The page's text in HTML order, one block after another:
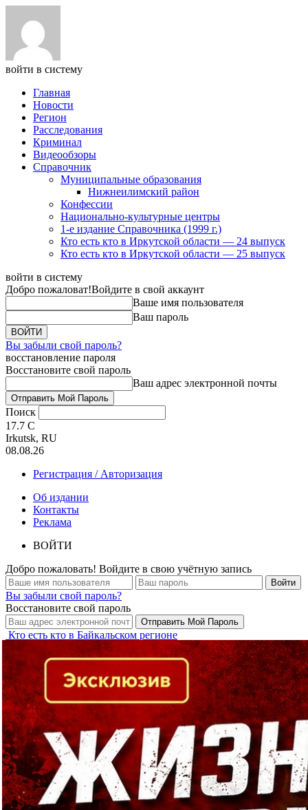
войти в систему
Главная
Новости
Регион
Расследования
Криминал
Видеообзоры
Справочник
Муниципальные образования
Нижнеилимский район
Конфессии
Национально-культурные центры
1-е издание Справочника (1999 г.)
Кто есть кто в Иркутской области — 24 выпуск
Кто есть кто в Иркутской области — 25 выпуск
войти в систему
Добро пожаловат!Войдите в свой аккаунт
Ваше имя пользователя
Ваш пароль
Вы забыли свой пароль?
восстановление пароля
Восстановите свой пароль
Ваш адрес электронной почты
Поиск
17.7 C
Irkutsk, RU
08.08.26
Регистрация / Авторизация
Об издании
Контакты
Реклама
ВОЙТИ
Добро пожаловать! Войдите в свою учётную запись
Вы забыли свой пароль?
Восстановите свой пароль
Кто есть кто в Байкальском регионе